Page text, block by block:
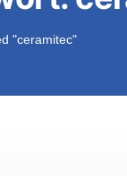
"ceramitec"